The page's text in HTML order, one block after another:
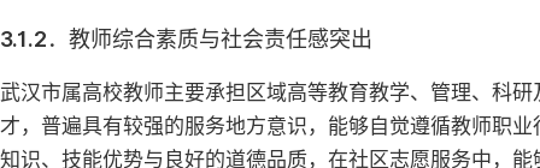
3.1.2．教师综合素质与社会责任感突出
武汉市属高校教师主要承担区域高等教育教学、管理、科
才，普遍具有较强的服务地方意识，能够自觉遵循教师职
知识、技能优势与良好的道德品质，在社区志愿服务中，